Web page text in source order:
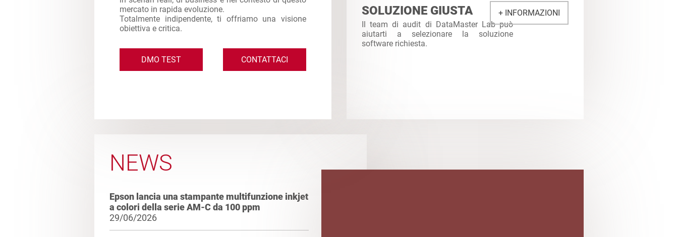
mercato in rapida evoluzione.
Totalmente indipendente, ti offriamo una visione
obiettiva e critica.
DMO TEST CONTATTACI
SOLUZIONE GIUSTA
Il team di audit di DataMaster Lab può
aiutarti a selezionare la soluzione
software richiesta.
+ INFORMAZIONI
NEWS
Epson lancia una stampante multifunzione inkjet
a colori della serie AM-C da 100 ppm
29/06/2026